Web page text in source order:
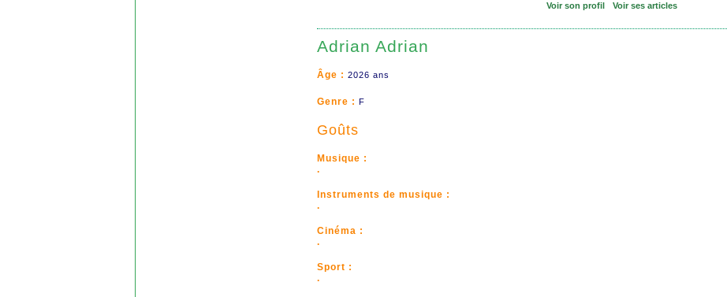
Voir son profil Voir ses articles
Adrian Adrian
Âge : 2026 ans
Genre : F
Goûts
Musique :
.
Instruments de musique :
.
Cinéma :
.
Sport :
.